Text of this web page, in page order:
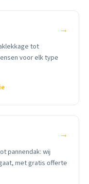
→
tot
voor elk type
→
pannendak: wij
met gratis offerte